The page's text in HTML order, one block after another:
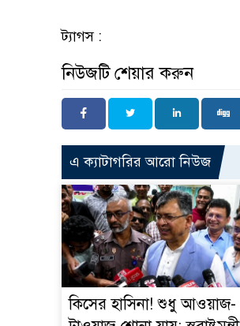
ট্যাগস :
নিউজটি শেয়ার করুন
এ ক্যাটাগরির আরো নিউজ
কিসের হাসিনা! শুধু আওয়াজ-